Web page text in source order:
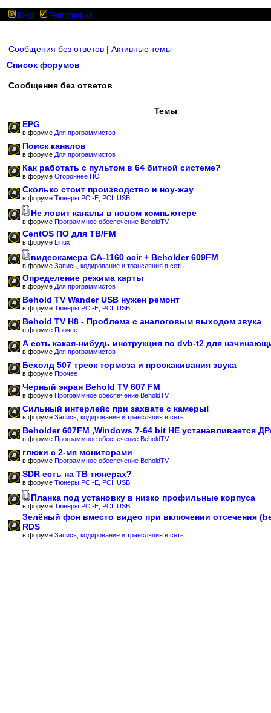
Вход Регистрация
Сообщения без ответов | Активные темы
Список форумов
Сообщения без ответов
Темы
EPG
в форуме Для программистов
Поиск каналов
в форуме Для программистов
Как работать с пультом в 64 битной системе?
в форуме Стороннее ПО
Сколько стоит производство и ноу-жау
в форуме Тюнеры PCI-E, PCI, USB
Не ловит каналы в новом компьютере
в форуме Программное обеспечение BeholdTV
CentOS ПО для ТВ/FM
в форуме Linux
видеокамера CA-1160 ccir + Beholder 609FM
в форуме Запись, кодирование и трансляция в сеть
Определение режима карты
в форуме Для программистов
Behold TV Wander USB нужен ремонт
в форуме Тюнеры PCI-E, PCI, USB
Behold TV H8 - Проблема с аналоговым выходом звука
в форуме Прочее
А есть какая-нибудь инструкция по dvb-t2 для
в форуме Для программистов
Бехолд 507 треск тормоза и проскакивания звука
в форуме Прочее
Черный экран Behold TV 607 FM
в форуме Программное обеспечение BeholdTV
Сильный интерлейс при захвате с камеры!
в форуме Запись, кодирование и трансляция в сеть
Beholder 607FM ,Windows 7-64 bit НЕ устанавливается
в форуме Программное обеспечение BeholdTV
глюки с 2-мя мониторами
в форуме Программное обеспечение BeholdTV
SDR есть на ТВ тюнерах?
в форуме Тюнеры PCI-E, PCI, USB
Планка под установку в низко профильные корпуса
в форуме Тюнеры PCI-E, PCI, USB
Зелёный фон вместо видео при включении отсечения
RDS
в форуме Запись, кодирование и трансляция в сеть